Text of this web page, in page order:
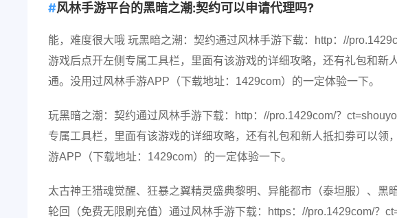
风林手游平台的黑暗之潮:契约可以申请代理吗?
能，难度很大哦 玩黑暗之潮：契约通过风林手游下载：http：//
游戏后点开左侧专属工具栏，里面有该游戏的详细攻略，还有礼包和新
通。没用过风林手游APP（下载地址：1429com）的一定体验一下。
玩黑暗之潮：契约通过风林手游下载：http：//pro.1429com/？
专属工具栏，里面有该游戏的详细攻略，还有礼包和新人抵扣劵可以领
游APP（下载地址：1429com）的一定体验一下。
太古神王猎魂觉醒、狂暴之翼精灵盛典黎明、异能都市（泰坦服）、黑
轮回（免费无限刷充值）通过风林手游下载：https：//pro.1429com/？